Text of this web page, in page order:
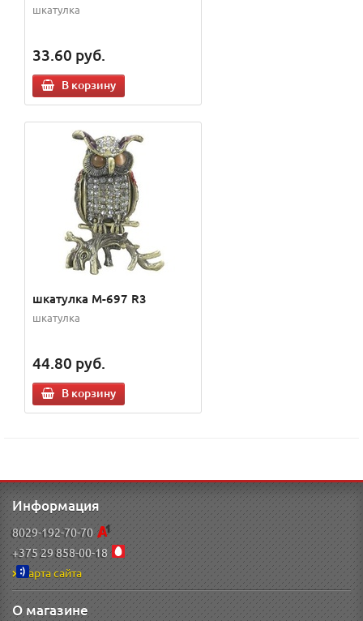
шкатулка
33.60 руб.
В корзину
шкатулка M-697 R3
шкатулка
44.80 руб.
В корзину
Информация
8029-192-70-70
+375 29 858-00-18
Карта сайта
О магазине